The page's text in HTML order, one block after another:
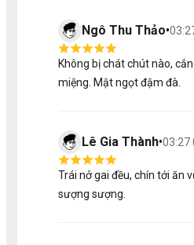
Ngô Thu Thảo•
Không bị chát chút nào,
miệng. Mật ngọt đậm đà.
Lê Gia Thành•03:27
Trái nở gai đều, chín tới ăn
sượng sượng.